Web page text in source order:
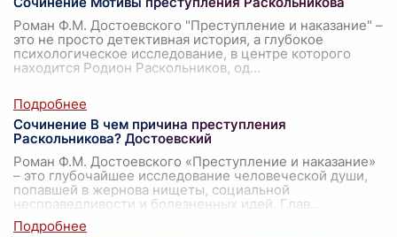
Роман Ф.М. Достоевского "Преступление и наказание" –
это не просто детективная история, а глубокое
психологическое исследование, в центре которого
находится Родион Раскольников, од...
Сочинение В чем причина преступления
Раскольникова? Достоевский
Роман Ф.М. Достоевского «Преступление и наказание»
– это глубочайшее исследование человеческой души,
попавшей в жернова нищеты, социальной
несправедливости и болезненных идей. Глав